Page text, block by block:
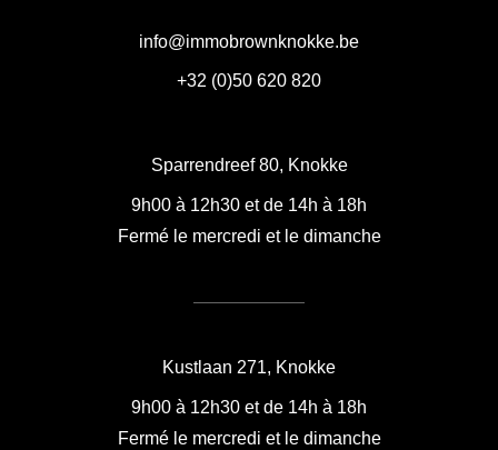
info@immobrownknokke.be
+32 (0)50 620 820
Sparrendreef 80, Knokke
9h00 à 12h30 et de 14h à 18h
Fermé le mercredi et le dimanche
Kustlaan 271, Knokke
9h00 à 12h30 et de 14h à 18h
Fermé le mercredi et le dimanche